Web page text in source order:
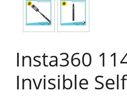
Insta360
Invisible